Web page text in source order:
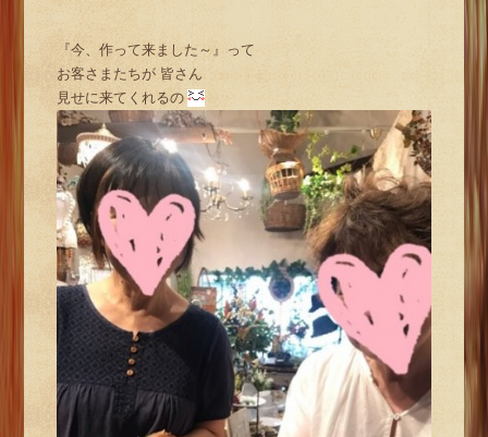
『今、作って来ました～』って
お客さまたちが 皆さん
見せに来てくれるの